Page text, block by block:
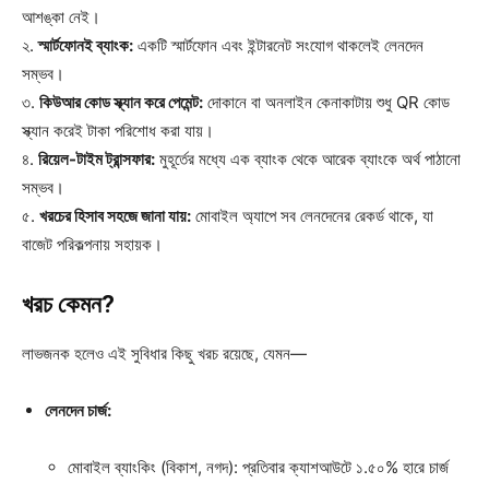
আশঙ্কা নেই।
২.স্মার্টফোনই ব্যাংক: একটি স্মার্টফোন এবং ইন্টারনেট সংযোগ থাকলেই লেনদেন
সম্ভব।
৩. কিউআর কোড স্ক্যান করে পেমেন্ট: দোকানে বা অনলাইন কেনাকাটায় শুধু QR কোড
স্ক্যান করেই টাকা পরিশোধ করা যায়।
৪. রিয়েল-টাইম ট্রান্সফার: মুহূর্তের মধ্যে এক ব্যাংক থেকে আরেক ব্যাংকে অর্থ পাঠানো
সম্ভব।
৫. খরচের হিসাব সহজে জানা যায়: মোবাইল অ্যাপে সব লেনদেনের রেকর্ড থাকে, যা
বাজেট পরিকল্পনায় সহায়ক।
খরচ কেমন?
লাভজনক হলেও এই সুবিধার কিছু খরচ রয়েছে, যেমন—
লেনদেন চার্জ:
মোবাইল ব্যাংকিং (বিকাশ, নগদ): প্রতিবার ক্যাশআউটে ১.৫০% হারে চার্জ